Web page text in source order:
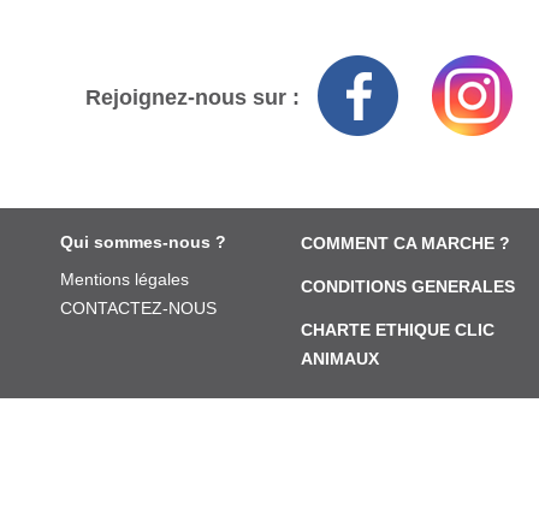
Rejoignez-nous sur :
Qui sommes-nous ?
Mentions légales
CONTACTEZ-NOUS
COMMENT CA MARCHE ?
CONDITIONS GENERALES
CHARTE ETHIQUE CLIC
ANIMAUX